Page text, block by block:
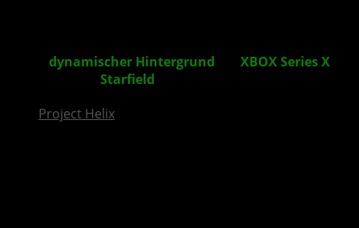
dynamischer Hintergrund XBOX Series X
Starfield
Project Helix